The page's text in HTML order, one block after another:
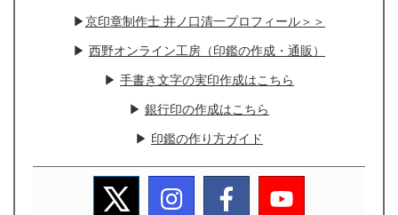
▶京印章制作士 井ノ口清一プロフィール＞＞
▶ 西野オンライン工房（印鑑の作成・通販）
▶ 手書き文字の実印作成はこちら
▶ 銀行印の作成はこちら
▶ 印鑑の作り方ガイド